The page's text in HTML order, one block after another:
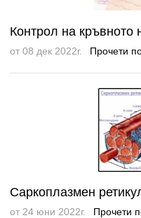
Контрол на кръвното
от 08 дек 2022г. Прочети
Саркоплазмен
от 24 юни 2022г. Прочети